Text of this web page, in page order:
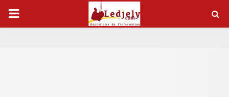
P